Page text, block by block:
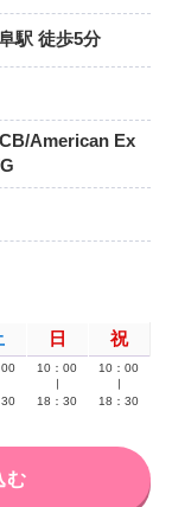
駅 徒歩5分
American Ex
日 祝
00
30
10：00
18：30
10：00
18：30
む